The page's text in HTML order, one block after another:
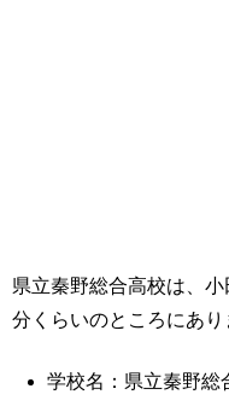
県立秦野総合高校は、
分くらいのところにあり
学校名：県立秦野総